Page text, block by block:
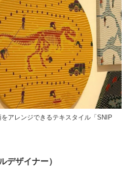
アレンジできるテキスタイル「SNIP
デザイナー）